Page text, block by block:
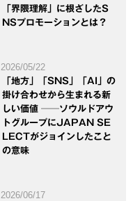
「界隈理解」に根ざしたS
NSプロモーションとは？
2026/05/22
「地方」「SNS」「AI」の
掛け合わせから生まれる新
しい価値 ──ソウルドアウ
トグループにJAPAN SE
LECTがジョインしたこと
の意味
2026/06/17